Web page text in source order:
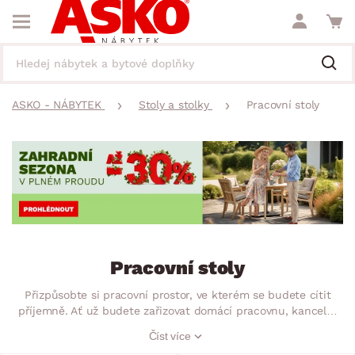
ASKO - NÁBYTEK Stoly a stolky Pracovní stoly
Pracovní stoly
Přizpůsobte si pracovní prostor, ve kterém se budete cítit
příjemně. Ať už budete zařizovat domácí pracovnu, kancelář
jasno, k jakým účelům jej budete využívat? Bude Vám stačit
Číst více